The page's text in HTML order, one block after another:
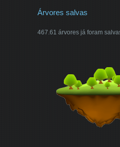
Árvores salvas
467.61 árvores já foram